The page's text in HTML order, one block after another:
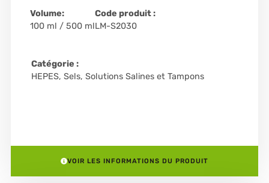
Volume:
100 ml / 500 ml
Code produit :
LM-S2030
Catégorie :
HEPES, Sels, Solutions Salines et Tampons
VOIR LES INFORMATIONS DU PRODUIT